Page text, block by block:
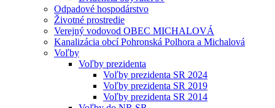
Odpadové hospodárstvo
Životné prostredie
Verejný vodovod OBEC MICHALOVÁ
Kanalizácia obcí Pohronská Polhora a Michalová
Voľby
Voľby prezidenta
Voľby prezidenta SR 2024
Voľby prezidenta SR 2019
Voľby prezidenta SR 2014